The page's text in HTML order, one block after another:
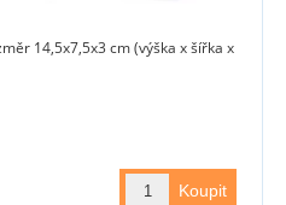
14,5x7,5x3 cm (výška x šířka x